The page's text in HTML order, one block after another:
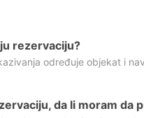
rezervaciju?
određuje objekat i
da li moram da